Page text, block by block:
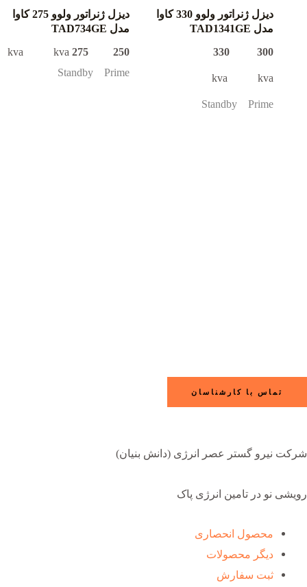
دیزل ژنراتور ولوو 330 کاوا
مدل TAD1341GE
300 330
kva kva
Standby Prime
دیزل ژنراتور ولوو 275 کاوا
مدل TAD734GE
250 275
kva kva
Standby Prime
تماس با کارشناسان
شرکت نیرو گستر عصر انرژی (دانش بنیان)
رویشی نو در تامین انرژی پاک
محصول انحصاری
دیگر محصولات
ثبت سفارش